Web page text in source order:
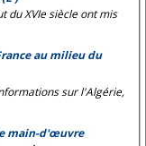
du XVIe siècle ont mis
au milieu du
sur l'Algérie,
main-d'œuvre